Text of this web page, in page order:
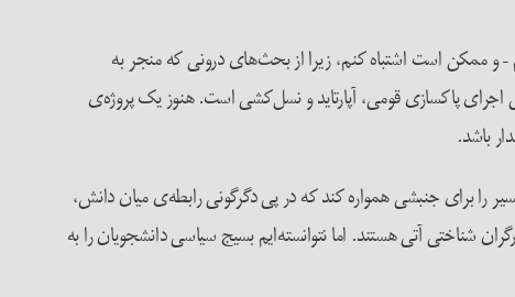
و ممکن است اشتباه کنم، زیرا از بحث‌های درونی که منجر به
پاکسازی قومی، آپارتاید و نسل‌کشی است. هنوز یک پروژه‌ی
باشد.
را برای جنبشی همواره کند که در پی دگرگونی رابطه‌ی میان دانش،
شناختی آتی هستند. اما نتوانسته‌ایم بسیج سیاسی دانشجویان را به